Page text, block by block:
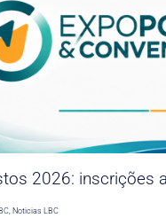
2026: inscrições
Noticias LBC